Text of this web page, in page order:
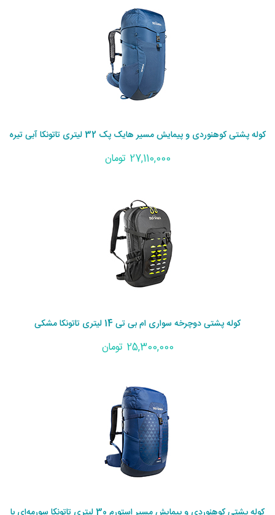
کوله پشتی کوهنوردی و پیمایش مسیر هایک پک 32 لیتری تاتونکا آبی تیره
27,110,000 تومان
کوله پشتی دوچرخه سواری ام بی تی 14 لیتری تاتونکا مشکی
25,300,000 تومان